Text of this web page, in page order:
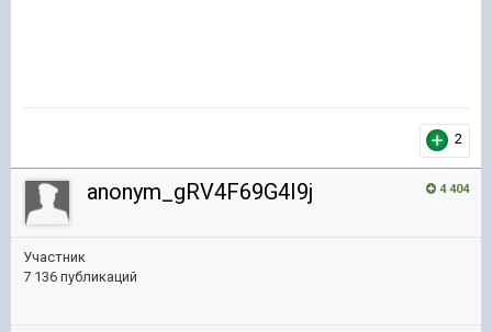
2
4 404
anonym_gRV4F69G4I9j
Участник
7 136 публикаций